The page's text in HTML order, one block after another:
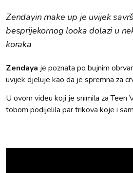
Zendayin make up je uvijek
besprijekornog looka dolazi u
koraka
Zendaya je poznata po bujnim
uvijek djeluje kao da je spremna za
U ovom videu koji je snimila za Teen
tobom podijelila par trikova koje i